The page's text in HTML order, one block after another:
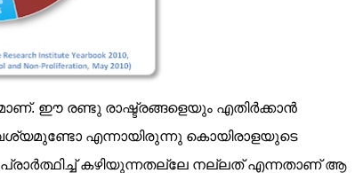
ഈ രണ്ടു രാഷ്ട്രങ്ങളെയും എതിര്‍ക്കാന്‍
എന്നായിരുന്നു കൊയിരാളയുടെ
കഴിയുന്നതല്ലേ നല്ലത് എന്നതാണ് ആ